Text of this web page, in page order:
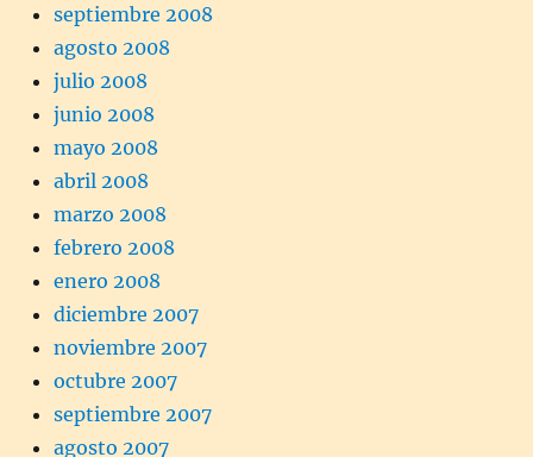
septiembre 2008
agosto 2008
julio 2008
junio 2008
mayo 2008
abril 2008
marzo 2008
febrero 2008
enero 2008
diciembre 2007
noviembre 2007
octubre 2007
septiembre 2007
agosto 2007